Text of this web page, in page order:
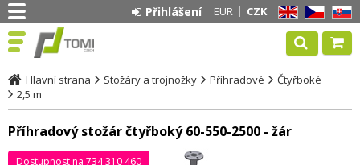
EN CZ SK
EUR CZK
Přihlášení
Hlavní strana Stožáry a trojnožky Příhradové
Čtyřboké
2,5 m
Příhradový stožár čtyřboký 60-550-2500 - žár
Dostupnost na 734 310 460